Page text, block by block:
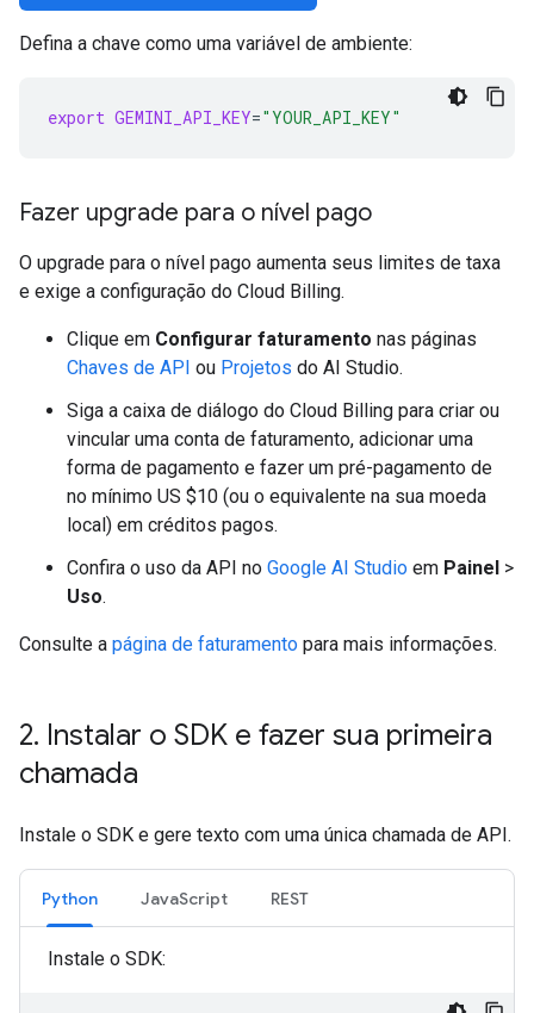
Defina a chave como uma variável de ambiente:
export GEMINI_API_KEY="YOUR_API_KEY"
Fazer upgrade para o nível pago
O upgrade para o nível pago aumenta seus limites de taxa
e exige a configuração do Cloud Billing.
Clique em Configurar faturamento nas páginas
Chaves de API ou Projetos do AI Studio.
Siga a caixa de diálogo do Cloud Billing para criar ou
vincular uma conta de faturamento, adicionar uma
forma de pagamento e fazer um pré-pagamento de
no mínimo US $10 (ou o equivalente na sua moeda
local) em créditos pagos.
Confira o uso da API no Google AI Studio em Painel >
Uso.
Consulte a página de faturamento para mais informações.
2. Instalar o SDK e fazer sua primeira
chamada
Instale o SDK e gere texto com uma única chamada de API.
Python JavaScript REST
Instale o SDK: